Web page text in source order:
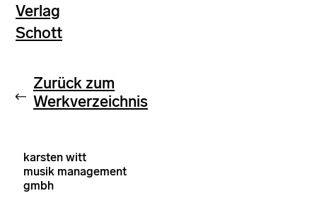
Verlag
Schott
Zurück zum
Werkverzeichnis
karsten witt
musik management
gmbh